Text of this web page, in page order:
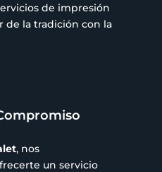
de impresión
de la tradición con la
, nos
un servicio